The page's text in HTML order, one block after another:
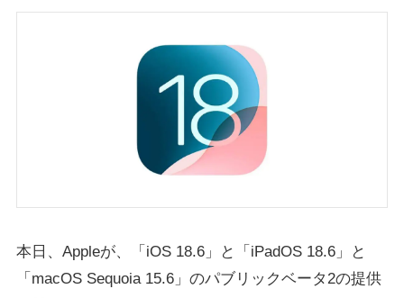
本日、Appleが、「iOS 18.6」と「iPadOS 18.6」と
「macOS Sequoia 15.6」のパブリックベータ2の提供